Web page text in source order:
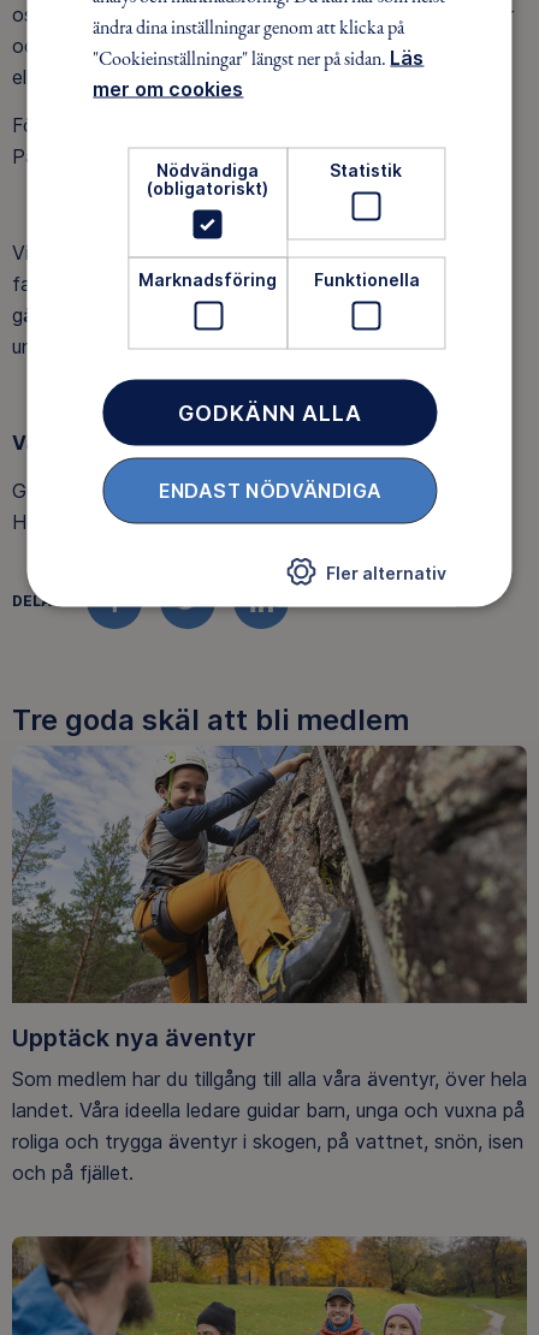
oss över större hinder, drop och hopp. Vi tar längre turer
och lär oss mer ingående hur både man hittar i naturen
eller hur vår cykel funkar.
Föräldrar och vuxna är välkomna att hänga med oss ut.
På barnens och ledarnas villkor.
Vi annonserar våra aktiviteter på hemsida, mail och
facebook. Våra aktiviteter är oftast gratis, men vi tar
gärna emot bidrag via swish. Detta går till vår barn och
ungdomsverksamhet.
Våra glada MTB ledare:
Gustav Dahlstrand, Jonas Nyman, Elinor Dahlstrand,
Henrik Alden och Peter Larsson.
DELA
FACEBOOKTWITTERLINKEDIN
Tre goda skäl att bli medlem
Upptäck nya äventyr
Som medlem har du tillgång till alla våra äventyr, över hela
landet. Våra ideella ledare guidar barn, unga och vuxna på
roliga och trygga äventyr i skogen, på vattnet, snön, isen
och på fjället.
ändra dina inställningar genom att klicka på
"Cookieinställningar" längst ner på sidan. Läs
mer om cookies
Nödvändiga
(obligatoriskt)
Statistik
Marknadsföring Funktionella
GODKÄNN ALLA
ENDAST NÖDVÄNDIGA
Fler alternativ